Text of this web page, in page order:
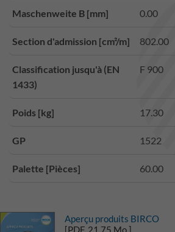
Maschenweite B [mm] 0.00
Section d'admission [cm²/m] 802.00
Classification jusqu'à (EN
1433)
F 900
Poids [kg] 17.30
GP 1522
Palette [Pièces] 60.00
Aperçu produits BIRCO
[PDF, 21,75 Mo ]